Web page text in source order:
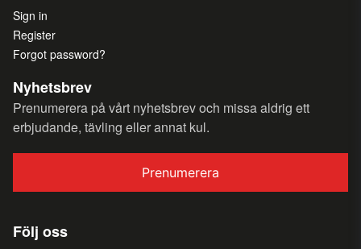
Sign in
Register
Forgot password?
Nyhetsbrev
Prenumerera på vårt nyhetsbrev och missa aldrig ett
erbjudande, tävling eller annat kul.
Prenumerera
Följ oss